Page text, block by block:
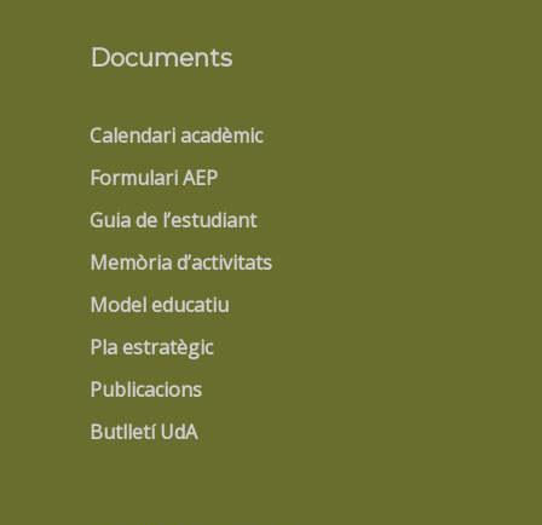
Documents
Calendari acadèmic
Formulari AEP
Guia de l’estudiant
Memòria d’activitats
Model educatiu
Pla estratègic
Publicacions
Butlletí UdA